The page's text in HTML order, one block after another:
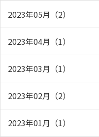
2023年05月（2）
2023年04月（1）
2023年03月（1）
2023年02月（2）
2023年01月（1）